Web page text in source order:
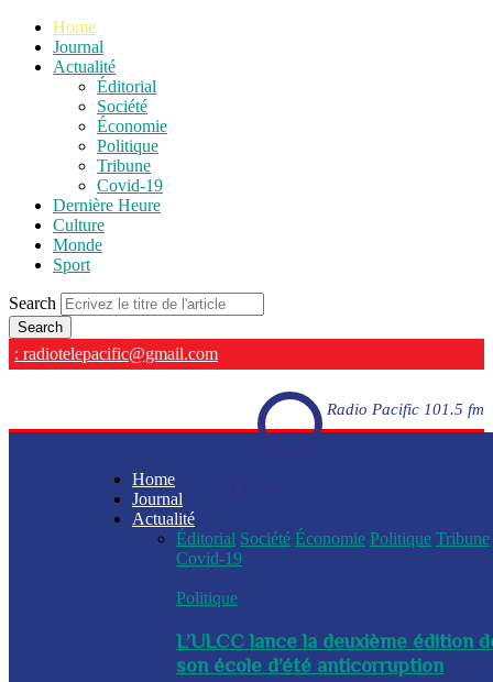
Home
Journal
Actualité
Éditorial
Société
Économie
Politique
Tribune
Covid-19
Dernière Heure
Culture
Monde
Sport
Search
: radiotelepacific@gmail.com
Radio Pacific 101.5 fm
Home
Journal
Actualité
Éditorial Société Économie Politique Tribune
Covid-19
Politique
L’ULCC lance la deuxième édition
son école d’été anticorruption